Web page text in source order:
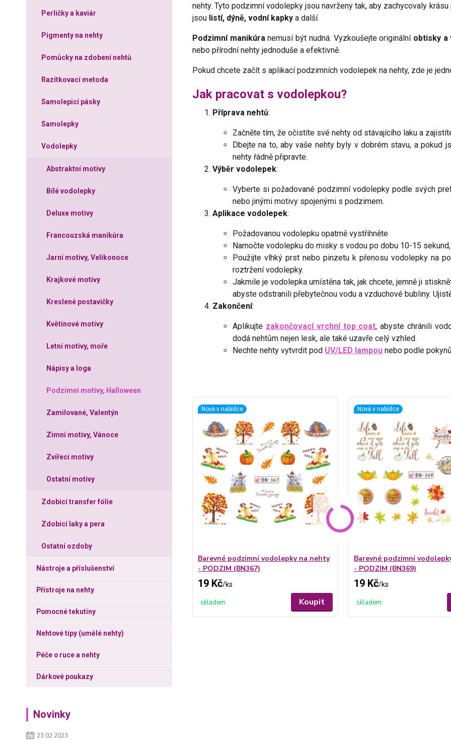
Perličky a kaviár
Pigmenty na nehty
Pomůcky na zdobení nehtů
Razítkovací metoda
Samolepicí pásky
Samolepky
Vodolepky
Abstraktní motivy
Bílé vodolepky
Deluxe motivy
Francouzská manikúra
Jarní motivy, Velikonoce
Krajkové motivy
Kreslené postavičky
Květinové motivy
Letní motivy, moře
Nápisy a loga
Podzimní motivy, Halloween
Zamilované, Valentýn
Zimní motivy, Vánoce
Zvířecí motivy
Ostatní motivy
Zdobicí transfer fólie
Zdobicí laky a pera
Ostatní ozdoby
Nástroje a příslušenství
Přístroje na nehty
Pomocné tekutiny
Nehtové tipy (umělé nehty)
Péče o ruce a nehty
Dárkové poukazy
Novinky
23.02.2023
nehty. Tyto podzimní vodolepky jsou navrženy tak, aby zachycovaly
jsou listí, dýně, vodní kapkya další.
Podzimní manikúranemusí být nudná. Vyzkoušejte originální obtisky a
nebo přírodní nehty jednoduše a efektivně.
Pokud chcete začít s aplikací podzimních vodolepek na nehty, zde je
Jak pracovat s vodolepkou?
Příprava nehtů:
Začněte tím, že očistíte své nehty od stávajícího laku a
Dbejte na to, aby vaše nehty byly v dobrém stavu, a pokud
nehty řádně připravte.
Výběr vodolepek:
Vyberte si požadované podzimní vodolepky podle svých
nebo jinými motivy spojenými s podzimem.
Aplikace vodolepek:
Požadovanou vodolepku opatrně vystřihněte
Namočte vodolepku do misky s vodou po dobu 10-15
Použijte vlhký prst nebo pinzetu k přenosu vodolepky na
roztržení vodolepky.
Jakmile je vodolepka umístěna tak, jak chcete, jemně ji
abyste odstranili přebytečnou vodu a vzduchové bubliny.
Zakončení:
Aplikujte zakončovací vrchní top coat, abyste chránili
dodá nehtům nejen lesk, ale také uzavře celý vzhled.
Nechte nehty vytvrdit pod UV/LED lampounebo podle
Nově v nabídce
Barevné podzimní vodolepky na nehty
- PODZIM (BN367)
19 Kč/ks
skladem Koupit
Nově v nabídce
Barevné podzimní
- PODZIM (BN369)
19 Kč/ks
skladem